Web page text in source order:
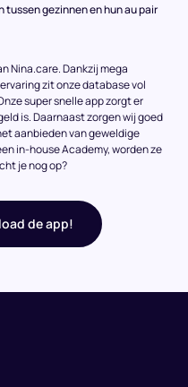
gezinnen en hun au pair
Nina.care. Dankzij mega
zit onze database vol
super snelle app zorgt er
is. Daarnaast zorgen wij goed
aanbieden van geweldige
in-house Academy, worden ze
je nog op?
de app!